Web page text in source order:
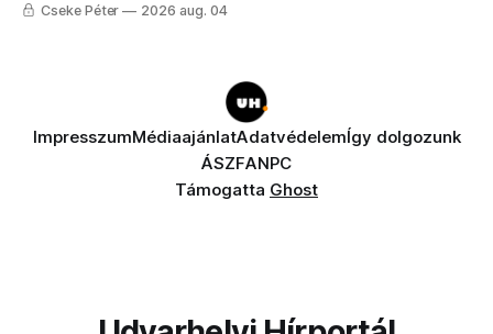
Cseke Péter 2026 aug. 04
ImpresszumMédiaajánlatAdatvédelemÍgy dolgozunk
ÁSZFANPC
Támogatta Ghost